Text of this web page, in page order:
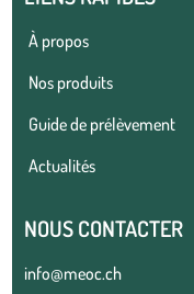
À propos
Nos produits
Guide de prélèvement
Actualités
NOUS CONTACTER
info@meoc.ch